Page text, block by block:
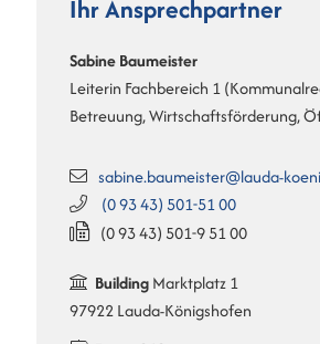
Ihr Ansprechpartner
SabineBaumeister
Leiterin Fachbereich 1
Betreuung, Wirtschaftsförderung,
sabine.baumeister@lauda-
(09343) 501-5100
(09343) 501-95100
BuildingMarktplatz 1
97922 Lauda-Königshofen